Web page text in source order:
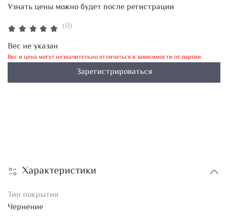
(0)
Узнать цены можно будет после регистрации
Вес не указан
Вес и цена могут незначительно отличаться в зависимости от партии
Зарегистрироваться
Характеристики
Тип покрытия
Чернение